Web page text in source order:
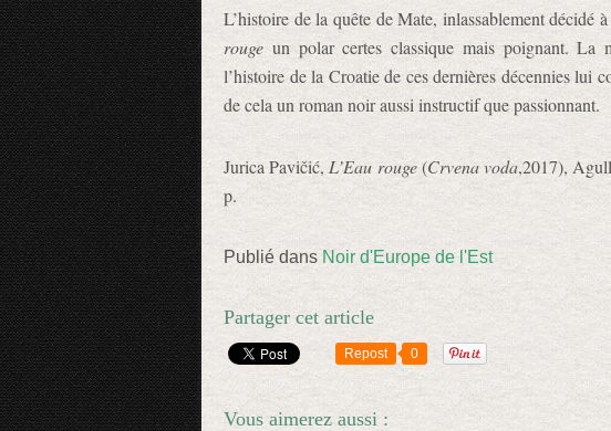
L’histoire de la quête de Mate, inlassablement décidé
rouge un polar certes classique mais poignant. La
l’histoire de la Croatie de ces dernières décennies lui
de cela un roman noir aussi instructif que passionnant.
Jurica Pavičić, L’Eau rouge(Crvena voda,2017),
p.
Publié dans Noir d'Europe de l'Est
Partager cet article
Repost 0
Vous aimerez aussi :